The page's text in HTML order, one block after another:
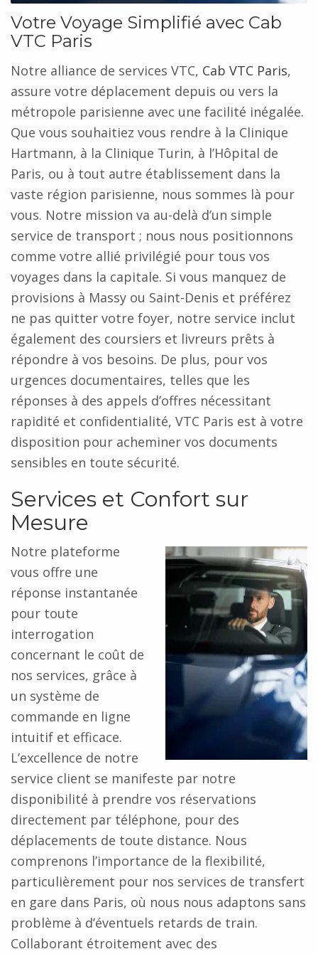
Votre Voyage Simplifié avec Cab
VTC Paris
Notre alliance de services VTC, Cab VTC Paris,
assure votre déplacement depuis ou vers la
métropole parisienne avec une facilité inégalée.
Que vous souhaitiez vous rendre à la Clinique
Hartmann, à la Clinique Turin, à l’Hôpital de
Paris, ou à tout autre établissement dans la
vaste région parisienne, nous sommes là pour
vous. Notre mission va au-delà d’un simple
service de transport ; nous nous positionnons
comme votre allié privilégié pour tous vos
voyages dans la capitale. Si vous manquez de
provisions à Massy ou Saint-Denis et préférez
ne pas quitter votre foyer, notre service inclut
également des coursiers et livreurs prêts à
répondre à vos besoins. De plus, pour vos
urgences documentaires, telles que les
réponses à des appels d’offres nécessitant
rapidité et confidentialité, VTC Paris est à votre
disposition pour acheminer vos documents
sensibles en toute sécurité.
Services et Confort sur
Mesure
Notre plateforme
vous offre une
réponse instantanée
pour toute
interrogation
concernant le coût de
nos services, grâce à
un système de
commande en ligne
intuitif et efficace.
L’excellence de notre
service client se manifeste par notre
disponibilité à prendre vos réservations
directement par téléphone, pour des
déplacements de toute distance. Nous
comprenons l’importance de la flexibilité,
particulièrement pour nos services de transfert
en gare dans Paris, où nous nous adaptons sans
problème à d’éventuels retards de train.
Collaborant étroitement avec des